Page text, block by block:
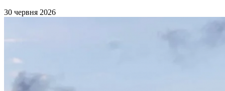
30 червня 2026